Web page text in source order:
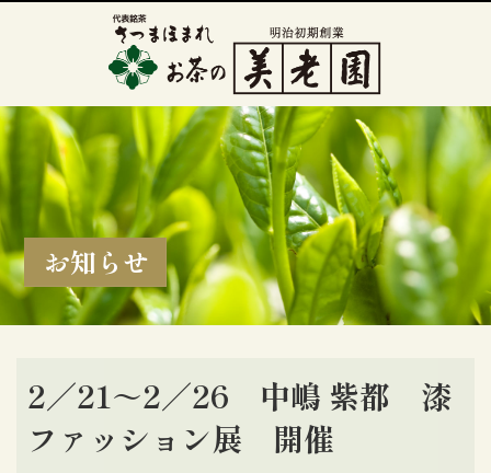
お知らせ
2／21～2／26 中嶋 紫都 漆
ファッション展 開催